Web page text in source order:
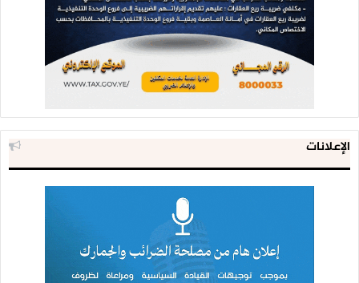
الإعلانات